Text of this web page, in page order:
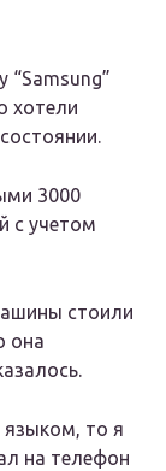
хотели
3000
с учетом
стоили
она
то я
на телефон